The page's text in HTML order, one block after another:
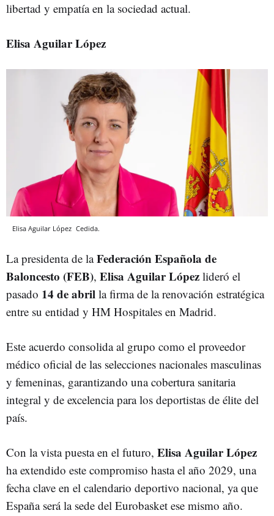
libertad y empatía en la sociedad actual.
Elisa Aguilar López
Elisa Aguilar López Cedida.
La presidenta de laFederación Española de
Baloncesto (FEB), Elisa Aguilar López lideró el
pasado 14 de abril la firma de la renovación estratégica
entre su entidad y HM Hospitales en Madrid.
Este acuerdo consolida al grupo como el proveedor
médico oficial de las selecciones nacionales masculinas
y femeninas, garantizando una cobertura sanitaria
integral y de excelencia para los deportistas de élite del
país.
Con la vista puesta en el futuro, Elisa Aguilar López
ha extendido este compromiso hasta el año 2029, una
fecha clave en el calendario deportivo nacional, ya que
España será la sede del Eurobasket ese mismo año.